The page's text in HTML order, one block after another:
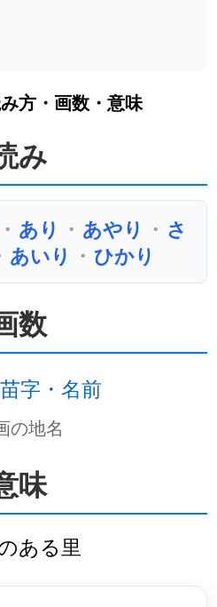
み方・画数・意味
み
・ あり ・ あやり ・ さ
あいり ・ ひかり
数
字・名前
の地名
味
ある里